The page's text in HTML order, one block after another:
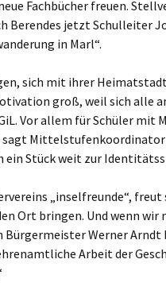
Fachbücher freuen.
jetzt Schulleiter
in Marl“.
sich mit ihrer
groß, weil sich alle
Vor allem für Schüler
ein Stück weit zur
„inselfreunde“,
Ort bringen. Und wenn wir
Bürgermeister Werner
Arbeit der